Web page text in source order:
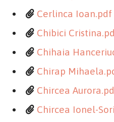
Cerlinca Ioan.pdf
Chibici
Chihaia
Chirap
Chircea
Chircea Ionel-